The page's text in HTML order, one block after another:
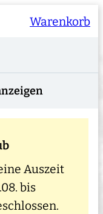
Warenkorb
Auszeit
bis